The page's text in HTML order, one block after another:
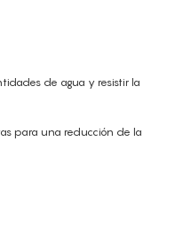
de agua y resistir la
para una reducción de la